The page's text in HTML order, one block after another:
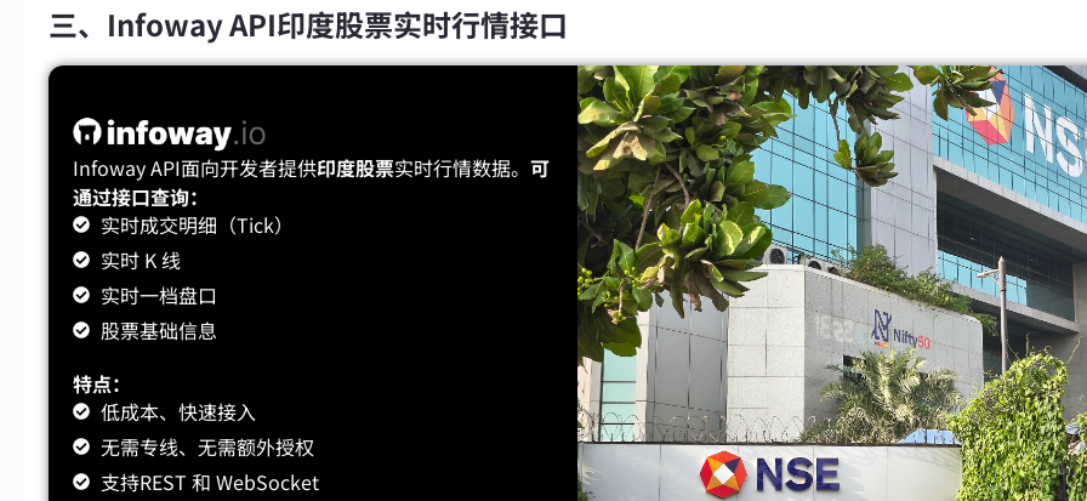
三、Infoway API印度股票实时行情接口
Infoway API面向开发者提供印度股票实时行情数据。 可
通过接口查询：
实时成交明细（Tick）
实时 K 线
实时一档盘口
股票基础信息
特点：
低成本、快速接入
无需专线、无需额外授权
支持REST 和 WebSocket